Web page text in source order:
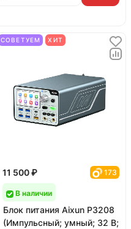
СОВЕТУЕМ ХИТ
11 500 ₽ 173
В наличии
Блок питания Aixun P3208
(Импульсный; умный; 32 В;